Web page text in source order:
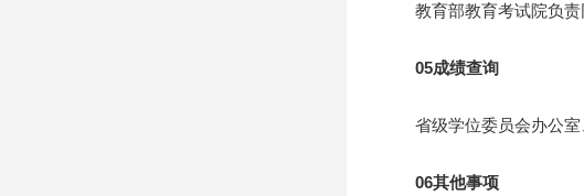
教育部教育考试院负责同
05成绩查询
省级学位委员会办公室、
06其他事项